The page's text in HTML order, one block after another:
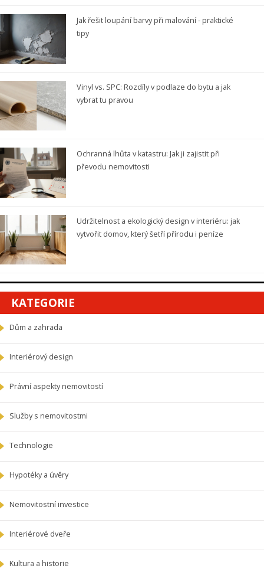
Jak řešit loupání barvy při malování - praktické
tipy
Vinyl vs. SPC: Rozdíly v podlaze do bytu a jak
vybrat tu pravou
Ochranná lhůta v katastru: Jak ji zajistit při
převodu nemovitosti
Udržitelnost a ekologický design v interiéru: jak
vytvořit domov, který šetří přírodu i peníze
KATEGORIE
Dům a zahrada
Interiérový design
Právní aspekty nemovitostí
Služby s nemovitostmi
Technologie
Hypotéky a úvěry
Nemovitostní investice
Interiérové dveře
Kultura a historie